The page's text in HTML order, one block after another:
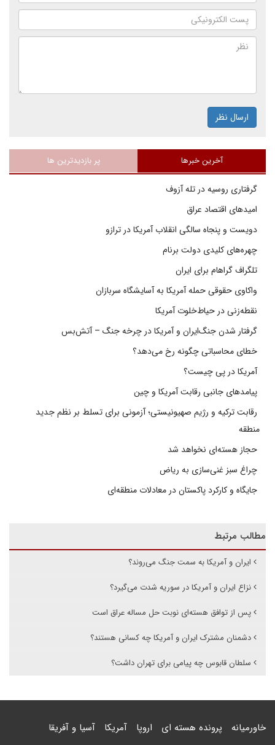
ارسال نظر
آخرین خبرها پر بازدیدترین ها
گرفتاری روسیه در تله آزوف
امیدهای اقتصاد عراق
دویست و پنجاه سالگی انقلاب آمریکا در ترازو
چهره‌های کلیدی دولت برنام
تلگراف گراهام برای ایران
واکاوی حقوقی حمله آمریکا به آسایشگاه سربازان
نقطه‌زنی در حیاط‌خلوت آمریکا
گرفتار شدن جنگ‌ایران و آمریکا در چرخه جنگ – آتش‌بس
خطای محاسباتی چگونه رخ می‌دهد؟
آمریکا در پی چیست؟
پیامدهای جانبی رقابت آمریکا و چین
رقابت ترکیه و رژیم صهیونیستی؛ آزمونی برای تسلط بر نظم جدید
منطقه
حجاز هسته‌ای نخواهد شد
چراغ سبز غنی‌سازی به ریاض
جایگاه و کارکرد پاکستان در معادلات منطقه‌ای
مطالب مرتبط
ایران و آمریکا به سمت جنگ می‌روند؟
نزاع ایران و آمریکا در سوریه شدت می‌گیرد؟
پس از توافق هسته‌ای نوبت حل مساله عراق است
دشمنان مشترک ایران و آمریکا چه کسانی هستند؟
سلطان قابوس چه پیامی برای تهران داشت؟
خاورمیانه پرونده هسته ای اروپا آمریکا آسیا و آفریقا